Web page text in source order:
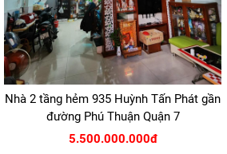
Nhà 2 tầng hẻm 935 Huỳnh Tấn Phát gần
đường Phú Thuận Quận 7
5.500.000.000đ